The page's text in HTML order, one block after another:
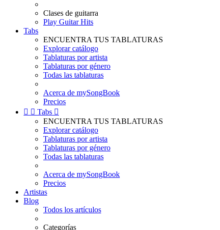
Clases de guitarra
Play Guitar Hits
Tabs
ENCUENTRA TUS TABLATURAS
Explorar catálogo
Tablaturas por artista
Tablaturas por género
Todas las tablaturas
Acerca de mySongBook
Precios
  Tabs 
ENCUENTRA TUS TABLATURAS
Explorar catálogo
Tablaturas por artista
Tablaturas por género
Todas las tablaturas
Acerca de mySongBook
Precios
Artistas
Blog
Todos los artículos
Categorías